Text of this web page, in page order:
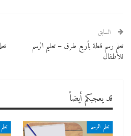
السابق
تعلم رسم قطة بأربع طرق – تعليم الرسم
للأطفال
قد يعجبكم أيضاً
تعلم الرسم